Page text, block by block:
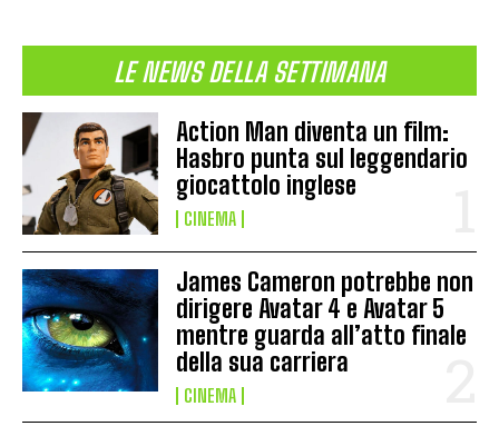
LE NEWS DELLA SETTIMANA
Action Man diventa un film:
Hasbro punta sul leggendario
giocattolo inglese
CINEMA
James Cameron potrebbe non
dirigere Avatar 4 e Avatar 5
mentre guarda all’atto finale
della sua carriera
CINEMA